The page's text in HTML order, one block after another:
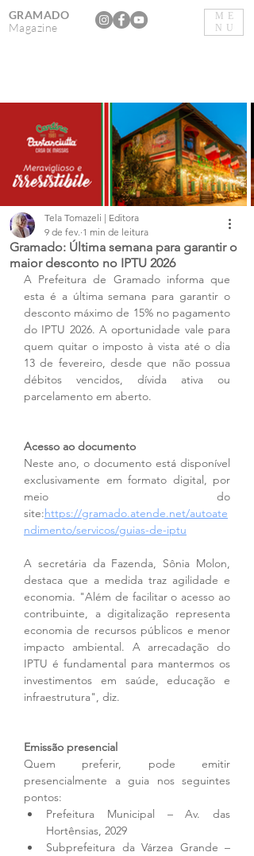
ME
NU
GRAMADO
Magazine
Gramado: Última semana para garantir o
maior desconto no IPTU 2026
Tela Tomazeli | Editora
9 de fev. 1 min de leitura
A Prefeitura de Gramado informa que
esta é a última semana para garantir o
desconto máximo de 15% no pagamento
do IPTU 2026. A oportunidade vale para
quem quitar o imposto à vista até o dia
13 de fevereiro, desde que não possua
débitos vencidos, dívida ativa ou
parcelamento em aberto.
Acesso ao documento
Neste ano, o documento está disponível
exclusivamente em formato digital, por
meio do
site:https://gramado.atende.net/autoate
ndimento/servicos/guias-de-iptu
A secretária da Fazenda, Sônia Molon,
destaca que a medida traz agilidade e
economia. "Além de facilitar o acesso ao
contribuinte, a digitalização representa
economia de recursos públicos e menor
impacto ambiental. A arrecadação do
IPTU é fundamental para mantermos os
investimentos em saúde, educação e
infraestrutura", diz.
Emissão presencial
Quem preferir, pode emitir
presencialmente a guia nos seguintes
pontos:
Prefeitura Municipal – Av. das
Hortênsias, 2029
Subprefeitura da Várzea Grande –